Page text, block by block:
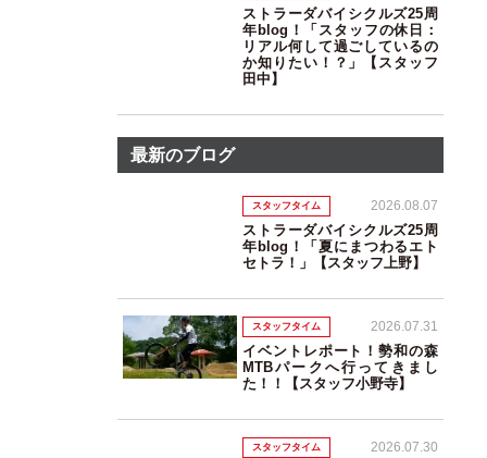
ストラーダバイシクルズ25周
年blog！「スタッフの休日：
リアル何して過ごしているの
か知りたい！？」【スタッフ
田中】
最新のブログ
スタッフタイム 2026.08.07
ストラーダバイシクルズ25周
年blog！「夏にまつわるエト
セトラ！」【スタッフ上野】
スタッフタイム 2026.07.31
イベントレポート！勢和の森
MTBパークへ行ってきまし
た！！【スタッフ小野寺】
スタッフタイム 2026.07.30